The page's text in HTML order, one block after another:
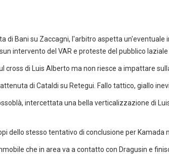
di Bani su Zaccagni, l'arbitro aspetta un'eventuale
intervento del VAR e proteste del pubblico
cross di Luis Alberto ma non riesce a impattare
di Cataldi su Retegui. Fallo tattico, giallo
intercettata una bella verticalizzazione di
dello stesso tentativo di conclusione per Kamada
che in area va a contatto con Dragusin e